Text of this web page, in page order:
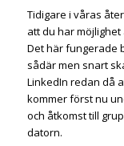
Tidigare i våras
att du har
Det här fungerade
sådär men snart
LinkedIn redan då
kommer först nu
och åtkomst till
datorn.